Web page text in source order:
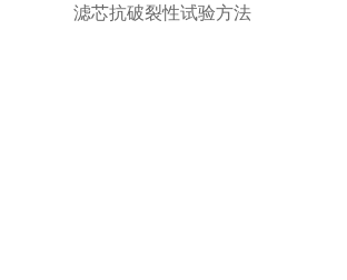
滤芯抗破裂性试验方法